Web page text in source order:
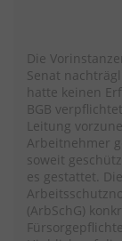
Die
Senat
hatte keinen
BGB
Leitung
Arbeitnehmer
soweit
es gestattet.
(ArbSchG)